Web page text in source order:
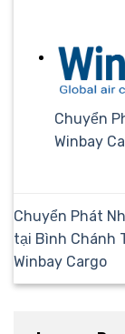
Chuyển
Winbay
Chuyển Phát
tại Bình Chánh
Winbay Cargo